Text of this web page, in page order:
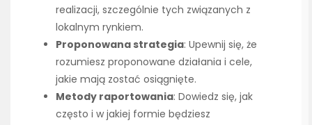
realizacji, szczególnie tych związanych z
lokalnym rynkiem.
Proponowana strategia: Upewnij się, że
rozumiesz proponowane działania i cele,
jakie mają zostać osiągnięte.
Metody raportowania: Dowiedz się, jak
często i w jakiej formie będziesz